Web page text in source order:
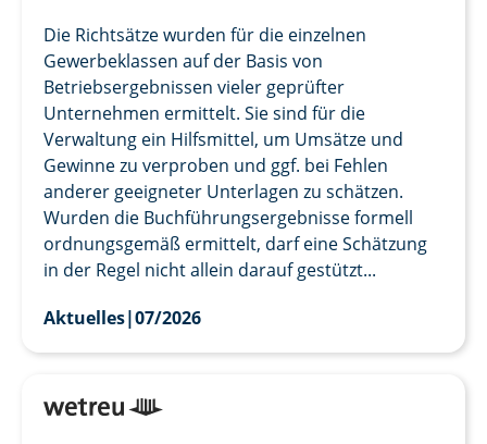
Die Richtsätze wurden für die einzelnen
Gewerbeklassen auf der Basis von
Betriebsergebnissen vieler geprüfter
Unternehmen ermittelt. Sie sind für die
Verwaltung ein Hilfsmittel, um Umsätze und
Gewinne zu verproben und ggf. bei Fehlen
anderer geeigneter Unterlagen zu schätzen.
Wurden die Buchführungsergebnisse formell
ordnungsgemäß ermittelt, darf eine Schätzung
in der Regel nicht allein darauf gestützt...
Aktuelles|07/2026